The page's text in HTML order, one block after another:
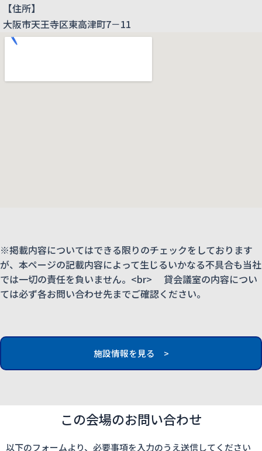
【住所】
大阪市天王寺区東高津町7－11
※掲載内容についてはできる限りのチェックをしております
が、本ページの記載内容によって生じるいかなる不具合も当社
では一切の責任を負いません。<br> 貸会議室の内容につい
ては必ず各お問い合わせ先までご確認ください。
施設情報を見る >
この会場のお問い合わせ
以下のフォームより、必要事項を入力のうえ送信してください